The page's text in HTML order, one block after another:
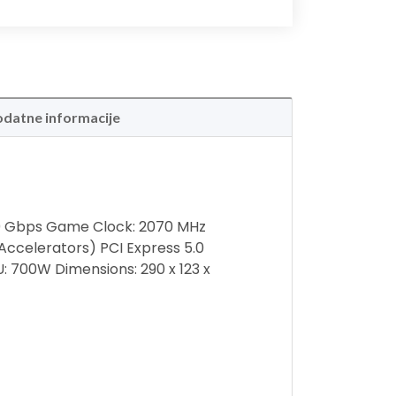
informacije
Gbps Game Clock: 2070 MHz
PCI Express 5.0
Dimensions: 290 x 123 x